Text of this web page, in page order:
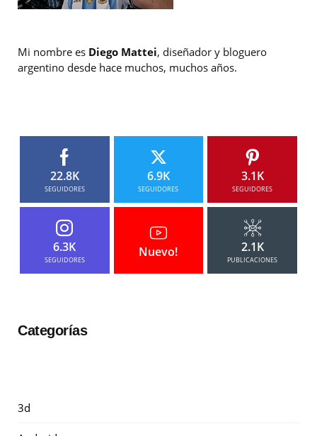
Mi nombre es Diego Mattei, diseñador y bloguero
argentino desde hace muchos, muchos años.
22.8K
SEGUIDORES
6.9K
SEGUIDORES
3.1K
SEGUIDORES
6.3K
SEGUIDORES
Nuevo! 2.1K
PUBLICACIONES
Categorías
3d